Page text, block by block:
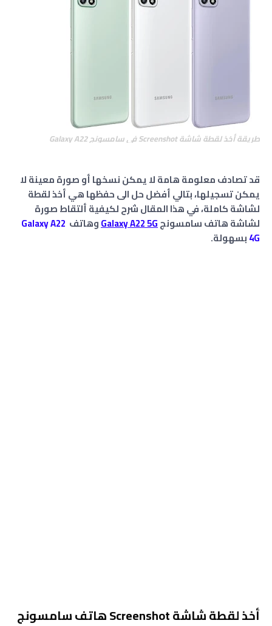
طريقة أخذ لقطة شاشة Screenshot في سامسونج Galaxy A22
قد تصادف معلومة هامة لا يمكن نسخها أو صورة معينة لا
يمكن تسجيلها، بتالي أفضل حل الى حفظها هي أخذ لقطة
لشاشة كاملة، في هذا المقال شرح لكيفية ألتقاط صورة
لشاشة هاتف سامسونجGalaxy A22 5Gوهاتف Galaxy A22
4Gبسهولة.
أخذ لقطة شاشة Screenshot هاتف سامسونج